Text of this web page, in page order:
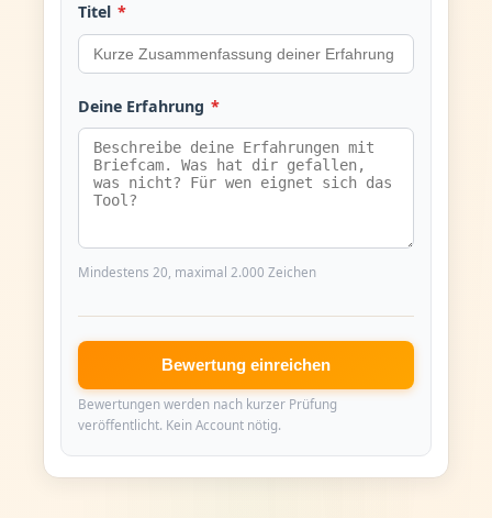
Titel *
Deine Erfahrung *
Mindestens 20, maximal 2.000 Zeichen
Bewertung einreichen
Bewertungen werden nach kurzer Prüfung
veröffentlicht. Kein Account nötig.